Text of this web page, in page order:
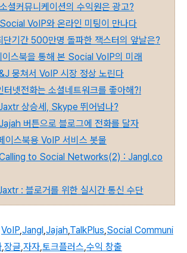
커뮤니케이션의 수익원은 광고?
VoIP와 온라인 미팅이 만나다
기간 500만명 돌파한 잭스터의 앞날은?
스북을 통해 본 Social VoIP의 미래
뭉쳐서 VoIP 시장 정상 노린다
넷전화는 소셜네트워크를 좋아해?!
상승세, Skype 뛰어넘나?
버튼으로 블로그에 전화를 달자
스북용 VoIP 서비스 봇물
to Social Networks(2) : Jangl.co
: 블로거를 위한 실시간 통신 수단
VoIP,Jangl,Jajah,TalkPlus,Social Communi
,장글,자자,토크플러스,수익 창출